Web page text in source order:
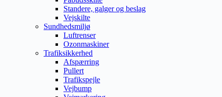
Standere, galger og beslag
Vejskilte
Sundhedsmiljø
Luftrenser
Ozonmaskiner
Trafiksikkerhed
Afspærring
Pullert
Trafikspejle
Vejbump